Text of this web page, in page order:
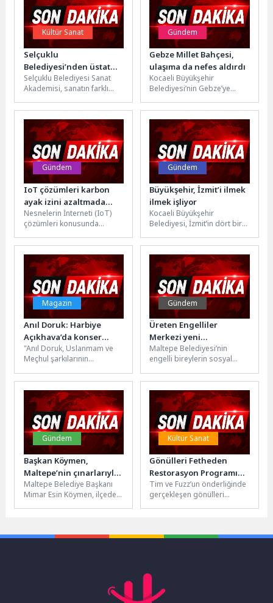
Kültür Sanat
Selçuklu
Belediyesi’nden üstat
Necip Fazıl’a vefa
Selçuklu Belediyesi Sanat
Akademisi, sanatın farklı
buluşturarak sanatseverlere
unutulmaz anlar yaşatmaya...
Gündem
Gebze Millet Bahçesi,
ulaşıma da nefes aldırdı
Kocaeli Büyükşehir
Belediyesi’nin Gebze’ye
yalnızca yeşil alan
düzenlemesiyle değil,
çevresinde oluşturulan
ulaşım...
Gündem
IoT çözümleri karbon
ayak izini azaltmada
önemli rol oynayacak
Nesnelerin İnterneti (IoT)
çözümleri konusunda
Connected Systems, karbon
ayak izini azaltmada önemli
rol...
Gündem
Büyükşehir, İzmit’i ilmek
ilmek işliyor
Kocaeli Büyükşehir
Belediyesi, İzmit’in dört bir
ve bakım çalışmalarıyla kent
yaşamını daha...
Magazin
Anıl Doruk: Harbiye
Açıkhava’da konser
vermek isterim
"Anıl Doruk, Uslanmam ve
Meçhul şarkılarının
gerçekleştirdi."Besteleri ve
sesiyle dikkat çeken İstanbul
gecelerinin sevilen...
Gündem
Üreten Engelliler
Merkezi yeni
mezunlarını verdi
Maltepe Belediyesi’nin
engelli bireylerin sosyal
desteklemek amacıyla
kurduğu Üreten Engelliler
Merkezi, yeni mezunlarını...
Gündem
Başkan Köymen,
Maltepe’nin çınarlarıyla
bir araya geldi
Maltepe Belediye Başkanı
Mimar Esin Köymen, ilçede
Kültür Sanat
Gönülleri Fetheden
Restorasyon Programı
Geri Dönüyor!
Tim ve Fuzz’un önderliğinde
gerçekleşen gönülleri